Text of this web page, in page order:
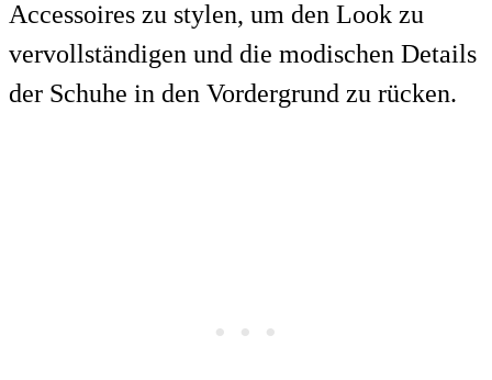
Accessoires zu stylen, um den Look zu
vervollständigen und die modischen Details
der Schuhe in den Vordergrund zu rücken.